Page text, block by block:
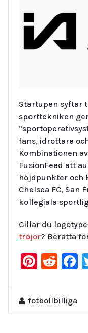
Startupen syftar
sporttekniken
fans, idrottare
Kombinationen
FusionFeed att
höjdpunkter och
Chelsea FC, San
kollegiala
Gillar du
tröjor? Berätta
fotbollbilliga